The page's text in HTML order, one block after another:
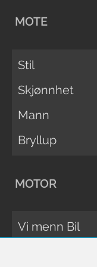
MOTE
Stil
Skjønnhet
Mann
Bryllup
MOTOR
Vi menn Bil